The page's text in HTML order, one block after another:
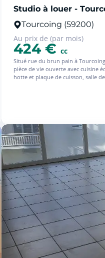
Studio à louer -
Tourcoing (59200)
Au prix de (par mois)
424 €cc
Situé rue du brun pain à
pièce de vie ouverte avec cuisine
hotte et plaque de cuisson, salle
lave linge Chauffage individuel
(place de parking privative,
froide inclus) A proximité
transports et axes routiers.
bien est exposé sont disponibles
georisques.gouv.fr Les
est exposé sont disponibles sur le
georisques.gouv.fr - Les
est exposé sont disponibles sur le
www.georisques.gouv.fr